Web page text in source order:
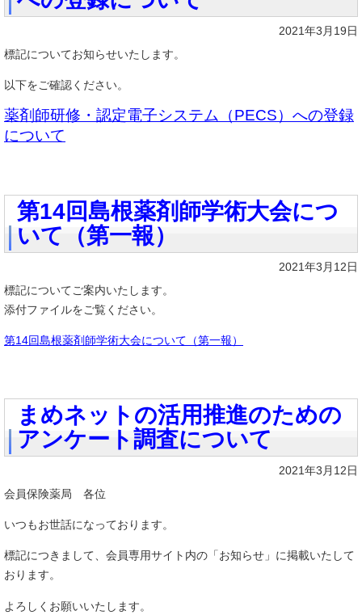
2021年3月19日
標記についてお知らせいたします。
以下をご確認ください。
薬剤師研修・認定電子システム（PECS）への登録
について
第14回島根薬剤師学術大会につ
いて（第一報）
2021年3月12日
標記についてご案内いたします。
添付ファイルをご覧ください。
第14回島根薬剤師学術大会について（第一報）
まめネットの活用推進のための
アンケート調査について
2021年3月12日
会員保険薬局 各位
いつもお世話になっております。
標記につきまして、会員専用サイト内の「お知らせ」に掲載いたして
おります。
よろしくお願いいたします。